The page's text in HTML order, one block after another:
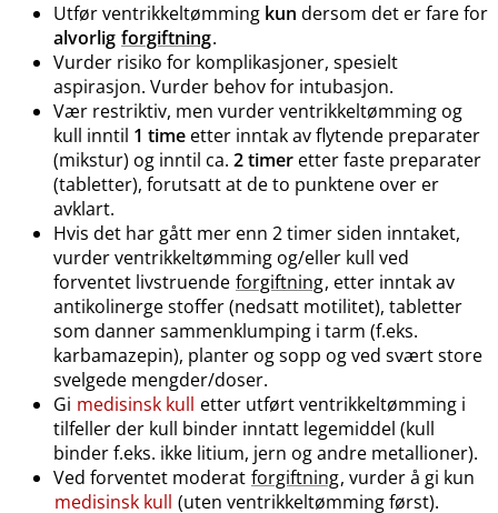
Utfør ventrikkeltømming kun dersom det er fare for
alvorlig forgiftning.
Vurder risiko for komplikasjoner, spesielt
aspirasjon. Vurder behov for intubasjon.
Vær restriktiv, men vurder ventrikkeltømming og
kull inntil 1 time etter inntak av flytende preparater
(mikstur) og inntil ca. 2 timer etter faste preparater
(tabletter), forutsatt at de to punktene over er
avklart.
Hvis det har gått mer enn 2 timer siden inntaket,
vurder ventrikkeltømming og​/​eller kull ved
forventet livstruende forgiftning, etter inntak av
antikolinerge stoffer (nedsatt motilitet), tabletter
som danner sammenklumping i tarm (f.eks.
karbamazepin), planter og sopp og ved svært store
svelgede mengder​/​doser.
Gi medisinsk kull etter utført ventrikkeltømming i
tilfeller der kull binder inntatt legemiddel (kull
binder f.eks. ikke litium, jern og andre metallioner).
Ved forventet moderat forgiftning, vurder å gi kun
medisinsk kull (uten ventrikkeltømming først).